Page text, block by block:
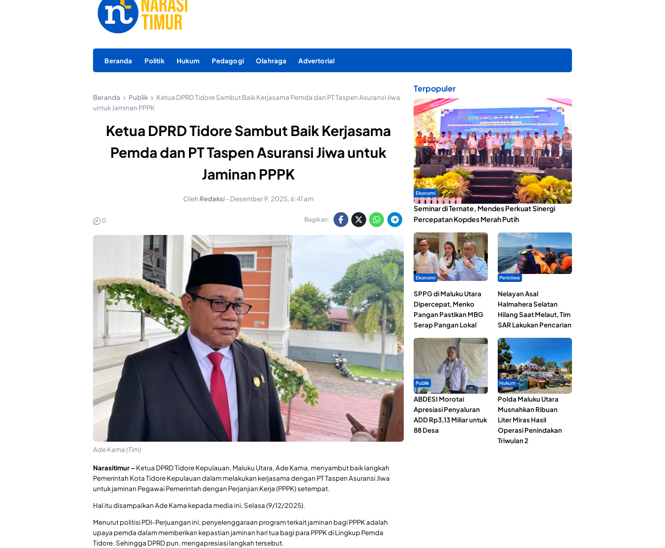
Beranda Politik Hukum Pedagogi Olahraga Advertorial
Beranda Publik
Ketua DPRD Tidore Sambut Baik Kerjasama Pemda dan PT Taspen Asuransi Jiwa
untuk Jaminan PPPK
Ketua DPRD Tidore Sambut Baik Kerjasama
Pemda dan PT Taspen Asuransi Jiwa untuk
Jaminan PPPK
OlehRedaksi- Desember 9, 2025, 6:41 am
0 Bagikan:
Ade Kama (Tim)
Narasitimur – Ketua DPRD Tidore Kepulauan, Maluku Utara, Ade Kama, menyambut baik langkah
Pemerintah Kota Tidore Kepulauan dalam melakukan kerjasama dengan PT Taspen Asuransi Jiwa
untuk jaminan Pegawai Pemerintah dengan Perjanjian Kerja (PPPK) setempat.
Hal itu disampaikan Ade Kama kepada media ini, Selasa (9/12/2025).
Menurut politisi PDI-Perjuangan ini, penyelenggaraan program terkait jaminan bagi PPPK adalah
upaya pemda dalam memberikan kepastian jaminan hari tua bagi para PPPK di Lingkup Pemda
Tidore. Sehingga DPRD pun, mengapresiasi langkah tersebut.
Terpopuler
Ekonomi
Seminar di Ternate, Mendes Perkuat Sinergi
Percepatan Kopdes Merah Putih
Ekonomi
SPPG di Maluku Utara
Dipercepat, Menko
Pangan Pastikan MBG
Serap Pangan Lokal
Peristiwa
Nelayan Asal
Halmahera Selatan
Hilang Saat Melaut, Tim
SAR Lakukan Pencarian
Publik
ABDESI Morotai
Apresiasi Penyaluran
ADD Rp3,13 Miliar untuk
88 Desa
Hukum
Polda Maluku Utara
Musnahkan Ribuan
Liter Miras Hasil
Operasi Penindakan
Triwulan 2